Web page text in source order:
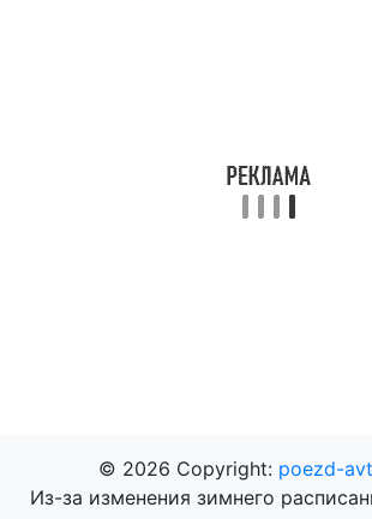
© 2026 Copyright: poezd-
Из-за изменения зимнего